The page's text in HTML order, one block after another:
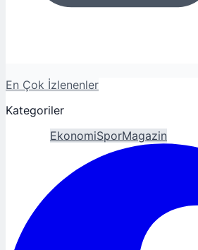
En Çok İzlenenler
Kategoriler
EkonomiSporMagazin